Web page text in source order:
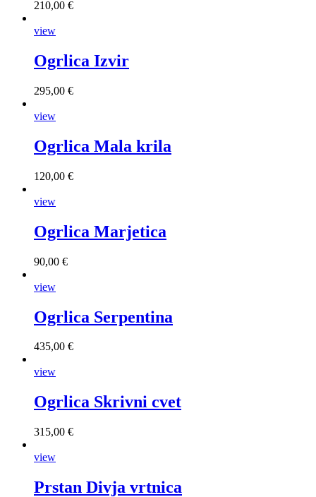
210,00 €
view
Ogrlica Izvir
295,00 €
view
Ogrlica Mala krila
120,00 €
view
Ogrlica Marjetica
90,00 €
view
Ogrlica Serpentina
435,00 €
view
Ogrlica Skrivni cvet
315,00 €
view
Prstan Divja vrtnica